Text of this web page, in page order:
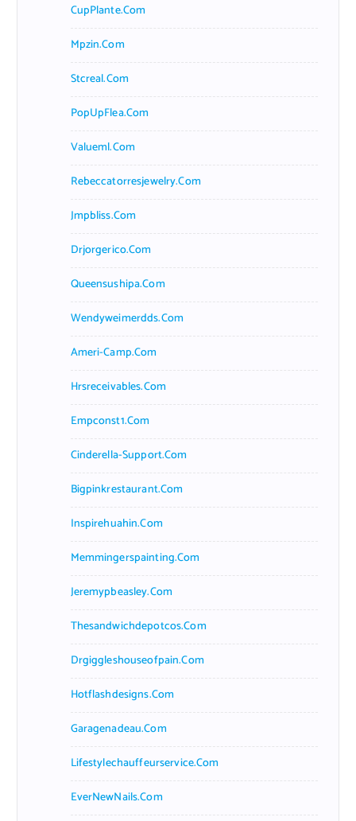
CupPlante.com
Mpzin.com
Stcreal.com
PopUpFlea.com
Valueml.com
Rebeccatorresjewelry.com
Jmpbliss.com
Drjorgerico.com
Queensushipa.com
Wendyweimerdds.com
Ameri-Camp.com
Hrsreceivables.com
Empconst1.com
Cinderella-Support.com
Bigpinkrestaurant.com
Inspirehuahin.com
Memmingerspainting.com
Jeremypbeasley.com
Thesandwichdepotcos.com
Drgiggleshouseofpain.com
Hotflashdesigns.com
Garagenadeau.com
Lifestylechauffeurservice.com
EverNewNails.com